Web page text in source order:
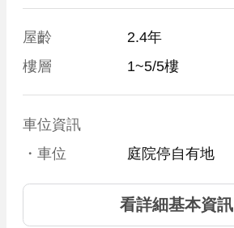
屋齡
2.4年
樓層
1~5/5樓
車位資訊
・車位
庭院停自有地
看詳細基本資訊